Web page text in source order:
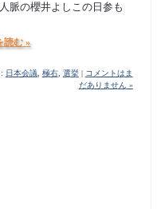
脈の櫻井よしこの日参も
読む »
日本会議, 極右, 選挙|
コメントはま
だありません »